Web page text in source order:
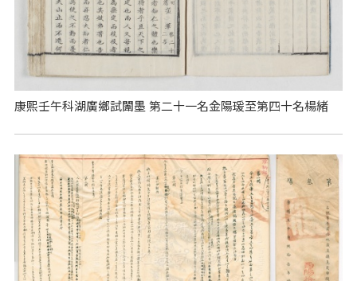
康熙壬午科湖廣鄉試闈墨 第二十一名金陽瑗至第四十名楊緒